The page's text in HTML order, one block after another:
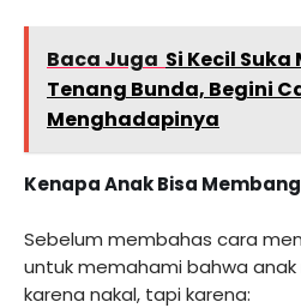
Baca Juga Si Kecil
Tenang Bunda, Begini
Menghadapinya
Kenapa Anak Bisa
Sebelum membahas cara
untuk memahami bahwa
karena nakal, tapi karena: